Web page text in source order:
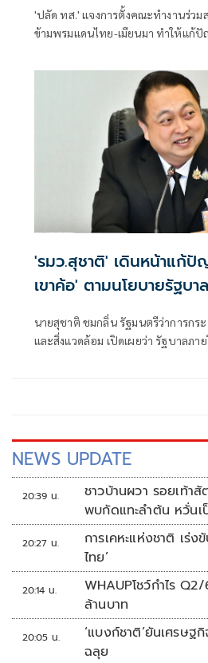
'ปลัด ทส.' แจงการตั้งคณะทำงานร่วมสางปมสารพิษในแม่น้ำ
ข้ามพรมแดนไทย-เมียนมา ทำให้แก้ปั
'รมว.สุชาติ' เดินหน้าแก้ปั
เขาค้อ' ตามนโยบายรัฐบ
ท่องเที่ยวคาร์บอนต่ำ สร้า
รักษาสิ่งแวดล้อม
นายสุชาติ ชมกลิ่น รัฐมนตรีว่าการกร
และสิ่งแวดล้อม เปิดเผยว่า รัฐบาลภ
NEWS UPDATE
20:39 น.
ชาวบ้านผวา รอยเท้า
พบกัดแทะลำต้น หวั่นเ
20:27 น.
การเคหะแห่งชาติ เร่ง
ไทย’
20:14 น.
WHAUPโชว์กำไร
ล้านบาท
20:05 น.
‘แบงก์ชาติ’ยันเศรษ
ฉลุย